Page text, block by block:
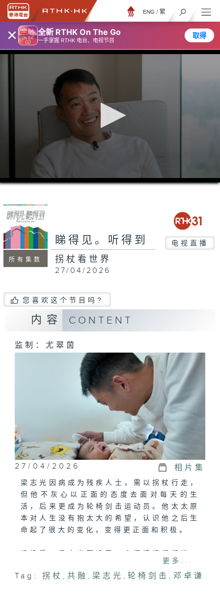
× 全新 RTHK On The Go
一手掌握 RTHK 电台、电视节目
取得
ENG / 繁
0
seconds
minutes,
seconds
所有集数
睇得见。听得到 电视直播
拐杖看世界
27/04/2026
您喜欢这个节目吗?
内容 CONTENT
监制：尤翠茵
27/04/2026 相片集
梁志光因病成为残疾人士，需以拐杖行走，
但他不灰心以正面的态度去面对每天的生
活，后来更成为轮椅剑击运动员。他太太原
本对人生没有抱太大的希望，认识他之后生
命起了很大的变化，变得更正面和积极。
希望可以透过自身的经历鼓励更多的人正向
的面对每一天。探索自己内在的美好，一同
更多...
Tag: 拐杖 ,共融 , 梁志光 ,轮椅剑击 ,邓卓谦